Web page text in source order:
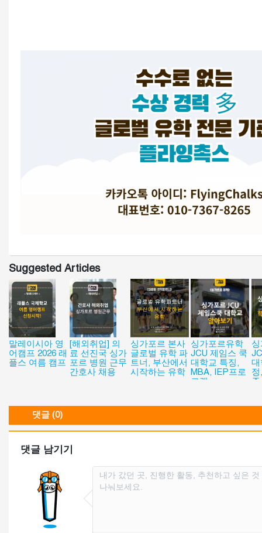
Suggested Articles
말레이시아 영
어캠프 2026 래
플스 여름 캠프
[해외취업] 의
료 선진국 싱가
포르 병원 근무
간호사 채용
싱가포르 본사
글로벌 유학 파
트너, 부산에서
시작하는 유학
싱가포르유학
JCU 제임스 쿡
대학교 특징,
MBA, IEP프로
그램
대
정
댓글 (0)
댓글 남기기